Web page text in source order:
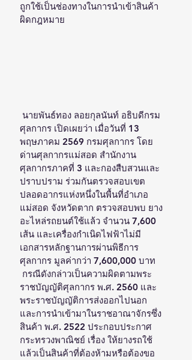
ถูกใช้เป็นช่องทางในการนำเข้าสินค้า
ผิดกฎหมาย
ศุลกากร เปิดเผยว่า เมื่อวันที่ 13
พฤษภาคม 2569 กรมศุลกากร โดย
ด่านศุลกากรแม่สอด สำนักงาน
ศุลกากรภาคที่ 3 และกองสืบสวนและ
ปราบปราม ร่วมกันตรวจสอบเขต
ปลอดอากรแห่งหนึ่งในพื้นที่อำเภอ
แม่สอด จังหวัดตาก ตรวจสอบพบ ยาง
อะไหล่รถยนต์ใช้แล้ว จำนวน 7,600
เส้น และเครื่องกำเนิดไฟฟ้าไม่มี
เอกสารหลักฐานการผ่านพิธีการ
ศุลกากร มูลค่ากว่า 7,600,000 บาท
ราชบัญญัติศุลกากร พ.ศ. 2560 และ
พระราชบัญญัติการส่งออกไปนอก
และการนำเข้ามาในราชอาณาจักรซึ่ง
สินค้า พ.ศ. 2522 ประกอบประกาศ
กระทรวงพาณิชย์ เรื่อง ให้ยางรถใช้
แล้วเป็นสินค้าที่ต้องห้ามหรือต้องขอ